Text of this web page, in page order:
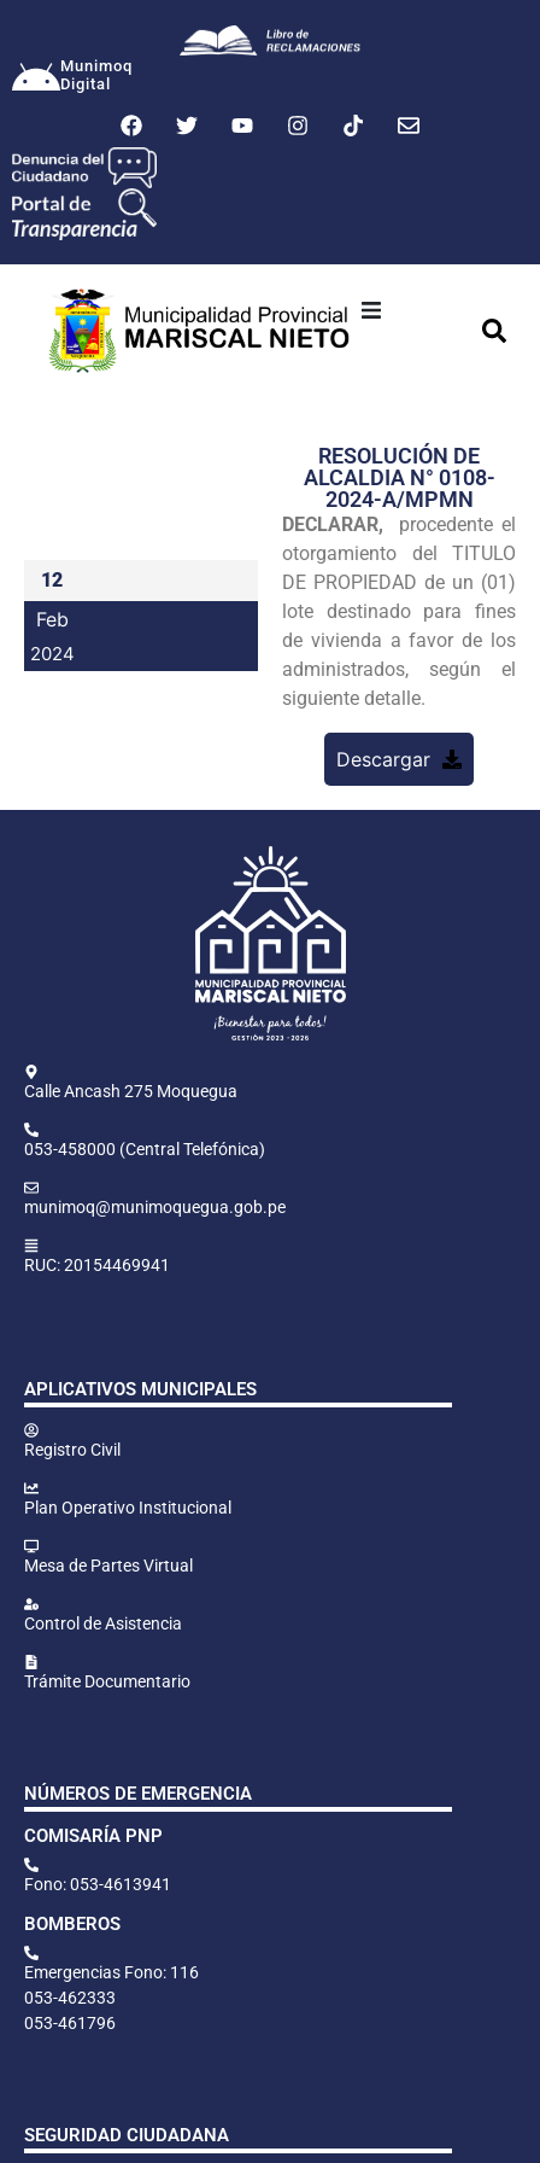
Munimoq
Digital
Transparencia
Seguridad
Programas
Intranet
12
Feb
2024
RESOLUCIÓN DE
ALCALDIA N° 0108-
2024-A/MPMN
DECLARAR,
procedente el
otorgamiento del TITULO
DE PROPIEDAD de un (01)
lote destinado para fines
de vivienda a favor de los
administrados, según el
siguiente detalle.
Descargar
Calle Ancash 275 Moquegua
053-458000 (Central Telefónica)
munimoq@munimoquegua.gob.pe
RUC: 20154469941
APLICATIVOS MUNICIPALES
Registro Civil
Plan Operativo Institucional
Mesa de Partes Virtual
Control de Asistencia
Trámite Documentario
NÚMEROS DE EMERGENCIA
COMISARÍA PNP
Fono: 053-4613941
BOMBEROS
Emergencias Fono: 116
053-462333
053-461796
SEGURIDAD CIUDADANA